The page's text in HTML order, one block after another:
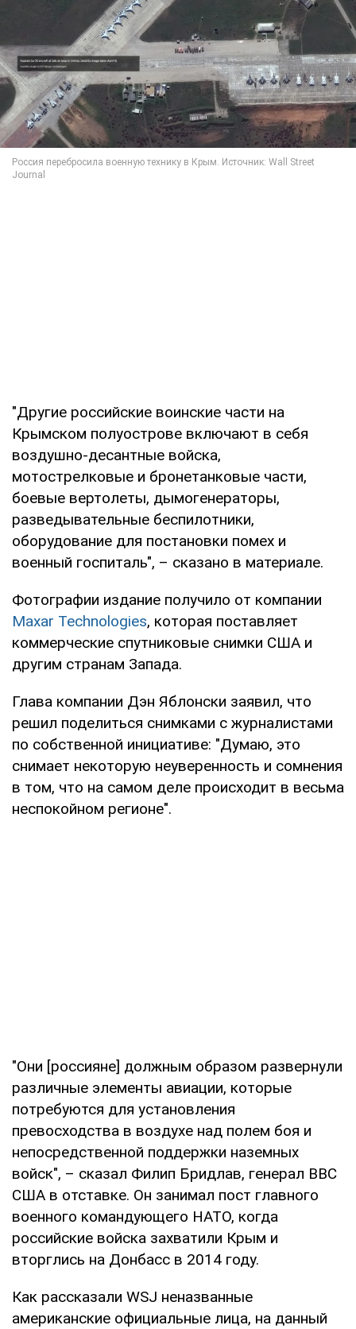
"Другие российские воинские части на
Крымском полуострове включают в себя
воздушно-десантные войска,
мотострелковые и бронетанковые части,
боевые вертолеты, дымогенераторы,
разведывательные беспилотники,
оборудование для постановки помех и
военный госпиталь", – сказано в материале.
Фотографии издание получило от компании
Maxar Technologies, которая поставляет
коммерческие спутниковые снимки США и
другим странам Запада.
Глава компании Дэн Яблонски заявил, что
решил поделиться снимками с журналистами
по собственной инициативе: "Думаю, это
снимает некоторую неуверенность и сомнения
в том, что на самом деле происходит в весьма
неспокойном регионе".
"Они [россияне] должным образом развернули
различные элементы авиации, которые
потребуются для установления
превосходства в воздухе над полем боя и
непосредственной поддержки наземных
войск", – сказал Филип Бридлав, генерал ВВС
США в отставке. Он занимал пост главного
военного командующего НАТО, когда
российские войска захватили Крым и
вторглись на Донбасс в 2014 году.
Как рассказали WSJ неназванные
американские официальные лица, на данный